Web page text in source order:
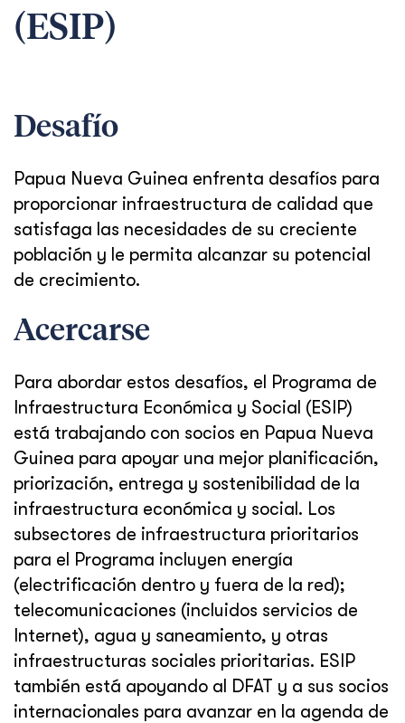
(ESIP)
Desafío
Papua Nueva Guinea enfrenta desafíos para
proporcionar infraestructura de calidad que
satisfaga las necesidades de su creciente
población y le permita alcanzar su potencial
de crecimiento.
Acercarse
Para abordar estos desafíos, el Programa de
Infraestructura Económica y Social (ESIP)
está trabajando con socios en Papua Nueva
Guinea para apoyar una mejor planificación,
priorización, entrega y sostenibilidad de la
infraestructura económica y social. Los
subsectores de infraestructura prioritarios
para el Programa incluyen energía
(electrificación dentro y fuera de la red);
telecomunicaciones (incluidos servicios de
Internet), agua y saneamiento, y otras
infraestructuras sociales prioritarias. ESIP
también está apoyando al DFAT y a sus socios
internacionales para avanzar en la agenda de